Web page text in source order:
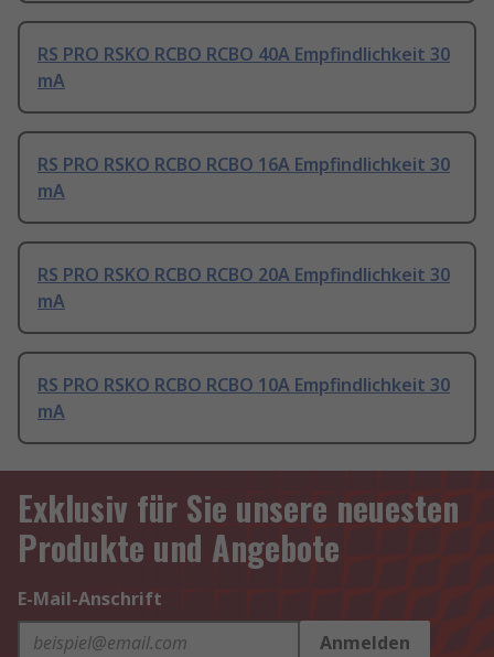
RS PRO RSKO RCBO RCBO 40A Empfindlichkeit 30
mA
RS PRO RSKO RCBO RCBO 16A Empfindlichkeit 30
mA
RS PRO RSKO RCBO RCBO 20A Empfindlichkeit 30
mA
RS PRO RSKO RCBO RCBO 10A Empfindlichkeit 30
mA
Exklusiv für Sie unsere neuesten
Produkte und Angebote
E-Mail-Anschrift
Anmelden